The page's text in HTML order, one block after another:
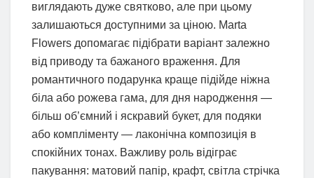
виглядають дуже святково, але при цьому
залишаються доступними за ціною. Marta
Flowers допомагає підібрати варіант залежно
від приводу та бажаного враження. Для
романтичного подарунка краще підійде ніжна
біла або рожева гама, для дня народження —
більш об’ємний і яскравий букет, для подяки
або компліменту — лаконічна композиція в
спокійних тонах. Важливу роль відіграє
пакування: матовий папір, крафт, світла стрічка